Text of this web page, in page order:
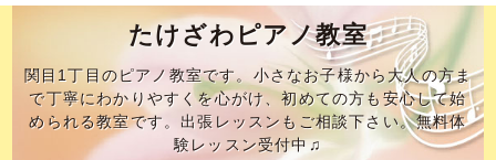
たけざわピアノ教室
関目1丁目のピアノ教室です。小さなお子様から大人の方ま
で丁寧にわかりやすくを心がけ、初めての方も安心して始
められる教室です。出張レッスンもご相談下さい。無料体
験レッスン受付中♫